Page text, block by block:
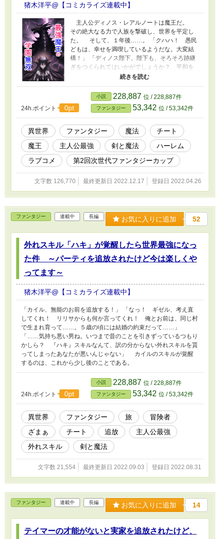
猪木洋平@【コミカライズ連載中】
主人公ディノス・レアルノートは魔王だ。
その絶大なる力で人族を撃破し、世界を平定し
た。 そして、１年後……。 「クハハ！ 愚民
どもは、幸せを満喫しているようだな。大変結
構！」 「ディノス陛下。陛下も、そろそろ跡継
ぎをつくられてはいかがでしょうか？ 平和を
勝ち取った今こそ、その好機かと愚行致します
し、余はそういうことに疎くてな……。強さに
重きを置いていたせいだろうが……」 「ああ、
確かに……。ディノス陛下は、そういう話が一
切ありませんもんね。俗に言う、陰キャぼっち
というやつでしょうか……」 「な、なに
ぃ！？ 陰キャぼっちだと！ 余は断じて陰キ
ャぼっちなどではない！ リア充だ！」 そん
なこんなで、身分を隠して学園に通うことにな
った魔王様。 抜群の戦闘能力を持つ最強魔王
様だが、年齢は１６歳。 学園に通うことがお
かしいというほどではない。 はたして、彼は
真実の愛を見つけて花嫁を得ることができるの
か？ 無自覚セクハラ三昧が、今始まる！！！
24h.ポイント 0pt
小説 228,887 位 / 228,887件
ファンタジー 53,342 位 / 53,342件
異世界 ファンタジー 魔法
チート
魔王
主人公最強 剣と魔法
ハーレム
ラブコメ
第2回次世代ファンタジーカップ
文字数 126,770 最終更新日 2022.12.17 登録日 2022.04.26
ファンタジー 連載中 長編 お気に入りに追加 52
外れスキル「ハキ」が覚醒したら世界最強になっ
た件 ～パーティを追放されたけど今は楽しくや
ってます～
猪木洋平@【コミカライズ連載中】
「カイル、無能のお前を追放する！」 「なっ！ ギゼル、考え直
してくれ！ リリサからも何か言ってくれ！ 俺とお前は、同じ村
で生まれ育って……。５歳の頃には結婚の約束だって……」
「……気持ち悪い男ね。いつまで昔のことを引きずっているつもり
かしら？ 『ハキ』スキルなんて、訳の分からない外れスキルを貰
ってしまったあなたが悪いんじゃない」 カイルのスキルが覚醒
するのは、これから少し後のことである。
24h.ポイント 0pt
小説 228,887 位 / 228,887件
ファンタジー 53,342 位 / 53,342件
異世界 ファンタジー 旅
冒険者
ざまぁ
チート 追放
主人公最強
外れスキル
剣と魔法
文字数 21,554 最終更新日 2022.09.03 登録日 2022.08.31
ファンタジー 連載中 長編 お気に入りに追加 14
テイマーの才能がないと実家を追放されたけど、